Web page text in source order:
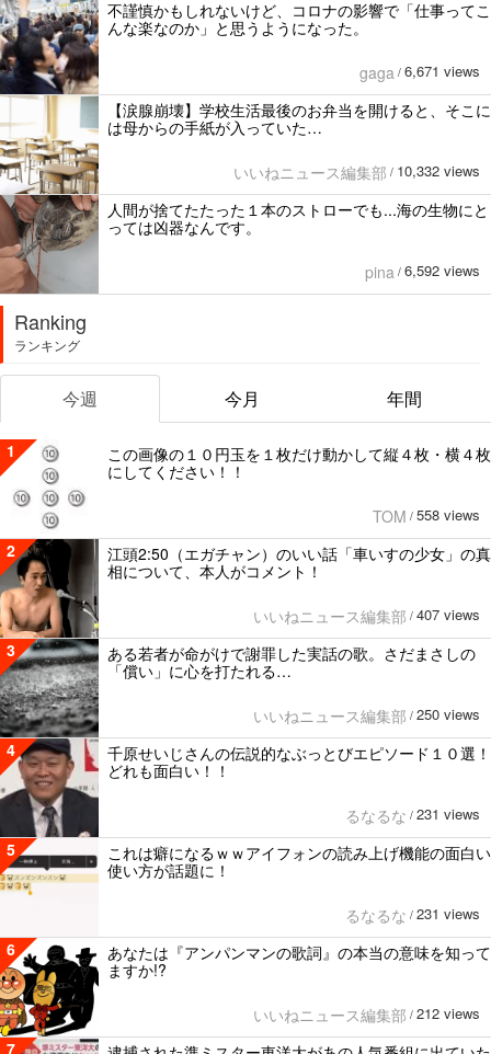
不謹慎かもしれないけど、コロナの影響で「仕事ってこ
んな楽なのか」と思うようになった。
gaga / 6,671 views
【涙腺崩壊】学校生活最後のお弁当を開けると、そこに
は母からの手紙が入っていた…
いいねニュース編集部 / 10,332 views
人間が捨てたたった１本のストローでも...海の生物にと
っては凶器なんです。
pina / 6,592 views
Ranking
ランキング
今週 今月 年間
1
この画像の１０円玉を１枚だけ動かして縦４枚・横４枚
にしてください！！
TOM / 558 views
2
江頭2:50（エガチャン）のいい話「車いすの少女」の真
相について、本人がコメント！
いいねニュース編集部 / 407 views
3
ある若者が命がけで謝罪した実話の歌。さだまさしの
「償い」に心を打たれる…
いいねニュース編集部 / 250 views
4
千原せいじさんの伝説的なぶっとびエピソード１０選！
どれも面白い！！
るなるな / 231 views
5
これは癖になるｗｗアイフォンの読み上げ機能の面白い
使い方が話題に！
るなるな / 231 views
6
あなたは『アンパンマンの歌詞』の本当の意味を知って
ますか!?
いいねニュース編集部 / 212 views
7